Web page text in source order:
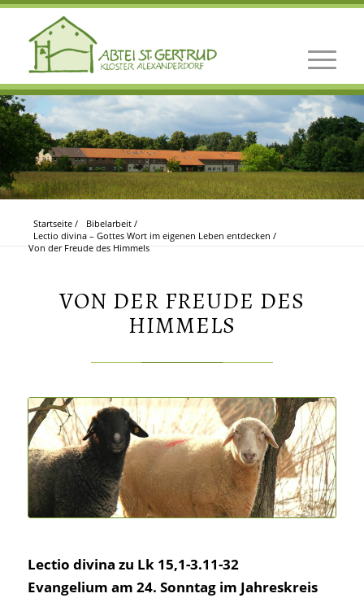
Startseite / Bibelarbeit /
Lectio divina – Gottes Wort im eigenen Leben entdecken /
Von der Freude des Himmels
VON DER FREUDE DES
HIMMELS
Lectio divina zu Lk 15,1-3.11-32
Evangelium am 24. Sonntag im Jahreskreis